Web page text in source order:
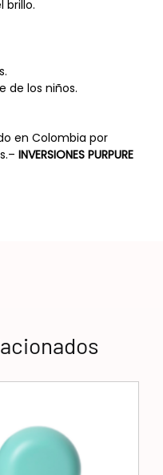
brillo.
de los niños.
en Colombia por
INVERSIONES PURPURE